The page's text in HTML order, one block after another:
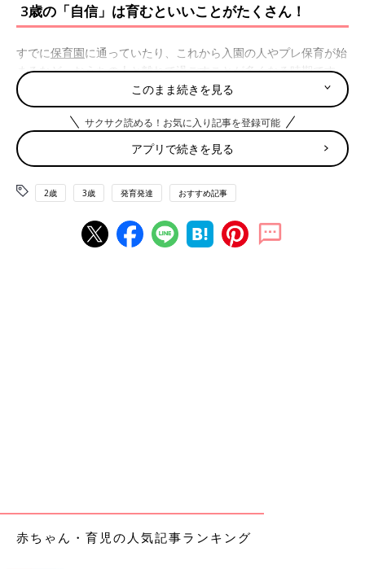
「甘えっ子」と「自立」の間を揺れ動いている
のです。そんな揺れ動く3歳の今の時期だから
こそ、いまある「自信」の小さな芽を育んでい
くことで今後さらに大きな成長を期待すること
ができますよ。
3歳の「自信」は育むといいことがたくさん！
すでに保育園に通っていたり、これから入園の人やプレ保育が始
まるなど、おうちの人と離れて過ごすことが多くなる時期です。
ただ、この1年はコロナ禍で外出がしづらいことに加えて、友だ
ちとの交流が減ってしまったりと、大きな環境の変化があります
が、そんな中でも、「自信」を育んであげることはできます。
自信を育むと、身の回りのことができるようになるだけではな
く、どんな環境であっても、自分で楽しいことを見つけたり、新
ごせるようになるのです。
さらに、成長を重ねても新しいことや難しいことも諦めずに挑戦
できるようになります。今後、どんどん環境が変わっていく中
3歳からは、発達的に思考力が高まる時期です。「自分なりに考
す。
このまま続きを見る
サクサク読める！お気に入り記事を登録可能
アプリで続きを見る
2歳 3歳 発育発達 おすすめ記事
赤ちゃん・育児の人気記事ランキング